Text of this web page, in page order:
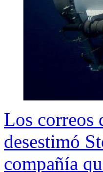
Los correos
desestimó
compañía